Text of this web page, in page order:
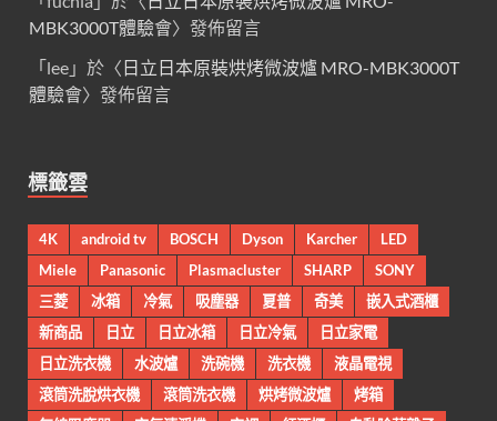
MBK3000T體驗會〉發佈留言
「lee 」於〈日立日本原裝烘烤微波爐 MRO-MBK3000T
體驗會〉發佈留言
標籤雲
4K android tv BOSCH Dyson Karcher
LED
Miele
Panasonic Plasmacluster SHARP
SONY
三菱
冰箱 冷氣 吸塵器 夏普 奇美
嵌入式酒櫃
新商品
日立 日立冰箱 日立冷氣
日立家電
日立洗衣機
水波爐 洗碗機 洗衣機
液晶電視
滾筒洗脫烘衣機
滾筒洗衣機 烘烤微波爐
烤箱